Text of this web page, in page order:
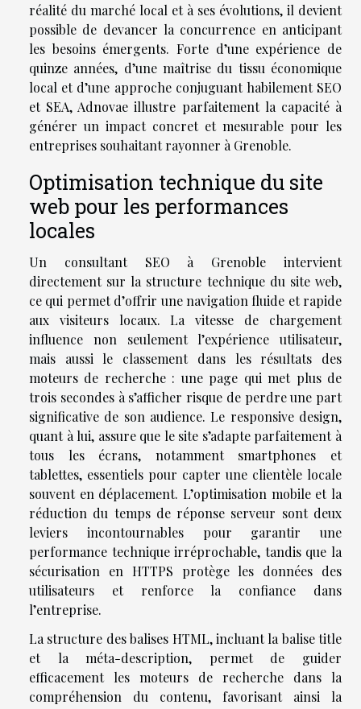
réalité du marché local et à ses évolutions, il devient
possible de devancer la concurrence en anticipant
les besoins émergents. Forte d’une expérience de
quinze années, d’une maîtrise du tissu économique
local et d’une approche conjuguant habilement SEO
et SEA, Adnovae illustre parfaitement la capacité à
générer un impact concret et mesurable pour les
entreprises souhaitant rayonner à Grenoble.
Optimisation technique du site
web pour les performances
locales
Un consultant SEO à Grenoble intervient
directement sur la structure technique du site web,
ce qui permet d’offrir une navigation fluide et rapide
aux visiteurs locaux. La vitesse de chargement
influence non seulement l’expérience utilisateur,
mais aussi le classement dans les résultats des
moteurs de recherche : une page qui met plus de
trois secondes à s’afficher risque de perdre une part
significative de son audience. Le responsive design,
quant à lui, assure que le site s’adapte parfaitement à
tous les écrans, notamment smartphones et
tablettes, essentiels pour capter une clientèle locale
souvent en déplacement. L’optimisation mobile et la
réduction du temps de réponse serveur sont deux
leviers incontournables pour garantir une
performance technique irréprochable, tandis que la
sécurisation en HTTPS protège les données des
utilisateurs et renforce la confiance dans
l’entreprise.
La structure des balises HTML, incluant la balise title
et la méta-description, permet de guider
efficacement les moteurs de recherche dans la
compréhension du contenu, favorisant ainsi la